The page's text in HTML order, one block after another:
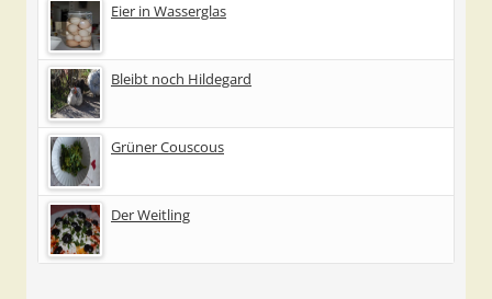
Eier in Wasserglas
Bleibt noch Hildegard
Grüner Couscous
Der Weitling